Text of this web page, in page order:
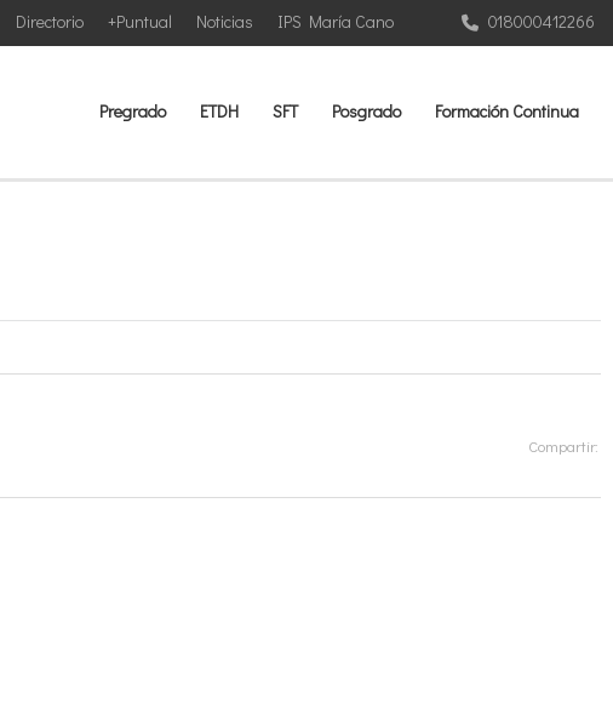
IPS María Cano
Noticias
+Puntual
Directorio 018000412266
Pregrado ETDH SFT Posgrado Formación Continua
Compartir: